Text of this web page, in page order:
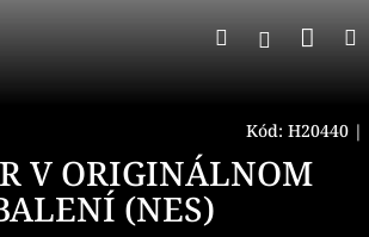
Hľadať
Kód: H20440 |
V ORIGINÁLNOM
(NES)